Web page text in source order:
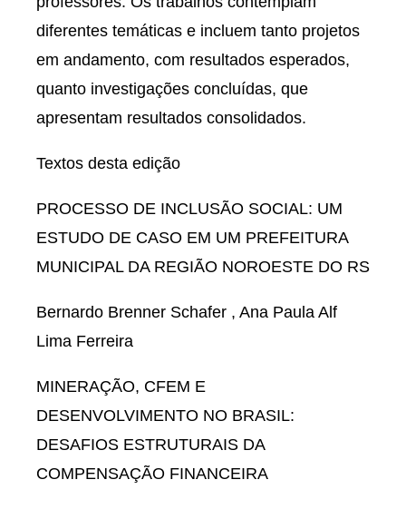
diferentes temáticas e incluem tanto projetos
em andamento, com resultados esperados,
quanto investigações concluídas, que
apresentam resultados consolidados.
Textos desta edição
PROCESSO DE INCLUSÃO SOCIAL: UM
ESTUDO DE CASO EM UM PREFEITURA
MUNICIPAL DA REGIÃO NOROESTE DO RS
Bernardo Brenner Schafer , Ana Paula Alf
Lima Ferreira
MINERAÇÃO, CFEM E
DESENVOLVIMENTO NO BRASIL:
DESAFIOS ESTRUTURAIS DA
COMPENSAÇÃO FINANCEIRA